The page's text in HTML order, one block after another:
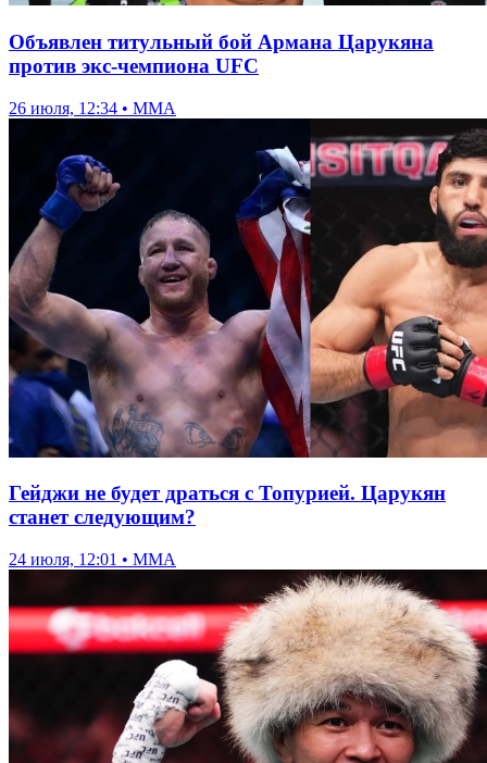
Объявлен титульный бой Армана Царукяна
против экс-чемпиона UFC
26 июля, 12:34 • ММА
Гейджи не будет драться с Топурией. Царукян
станет следующим?
24 июля, 12:01 • ММА